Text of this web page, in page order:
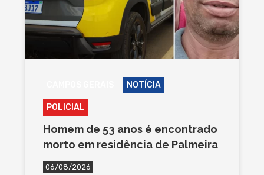
NOTÍCIA
POLICIAL
Homem de 53 anos é encontrado
morto em residência de Palmeira
06/08/2026